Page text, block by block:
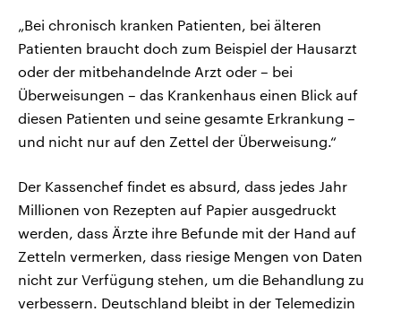
„Bei chronisch kranken Patienten, bei älteren
Patienten braucht doch zum Beispiel der Hausarzt
oder der mitbehandelnde Arzt oder – bei
Überweisungen – das Krankenhaus einen Blick auf
diesen Patienten und seine gesamte Erkrankung –
und nicht nur auf den Zettel der Überweisung.“
Der Kassenchef findet es absurd, dass jedes Jahr
Millionen von Rezepten auf Papier ausgedruckt
werden, dass Ärzte ihre Befunde mit der Hand auf
Zetteln vermerken, dass riesige Mengen von Daten
nicht zur Verfügung stehen, um die Behandlung zu
verbessern. Deutschland bleibt in der Telemedizin